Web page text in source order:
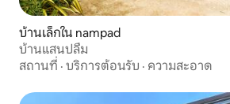
บ้านเล็กใน nampad
บ้านแสนปลื้ม
สถานที่ · บริการต้อนรับ · ความสะอาด